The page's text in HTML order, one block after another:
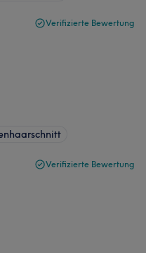
Verifizierte Bewertung
Verifizierte Bewertung